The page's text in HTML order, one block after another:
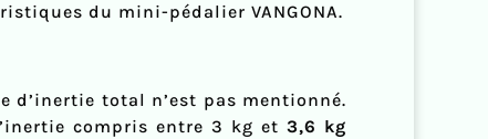
du mini-pédalier VANGONA.
total n’est pas mentionné.
compris entre 3 kg et3,6 kg